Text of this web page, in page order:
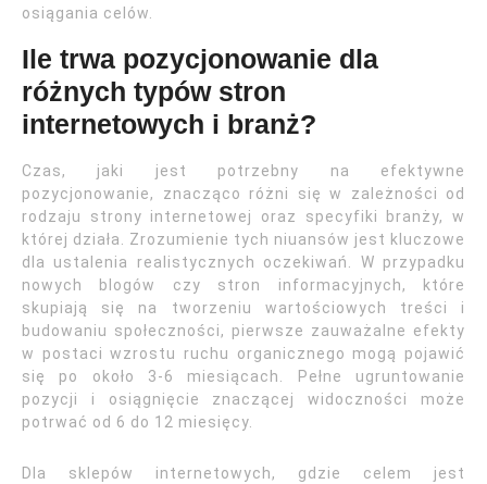
osiągania celów.
Ile trwa pozycjonowanie dla
różnych typów stron
internetowych i branż?
Czas, jaki jest potrzebny na efektywne
pozycjonowanie, znacząco różni się w zależności od
rodzaju strony internetowej oraz specyfiki branży, w
której działa. Zrozumienie tych niuansów jest kluczowe
dla ustalenia realistycznych oczekiwań. W przypadku
nowych blogów czy stron informacyjnych, które
skupiają się na tworzeniu wartościowych treści i
budowaniu społeczności, pierwsze zauważalne efekty
w postaci wzrostu ruchu organicznego mogą pojawić
się po około 3-6 miesiącach. Pełne ugruntowanie
pozycji i osiągnięcie znaczącej widoczności może
potrwać od 6 do 12 miesięcy.
Dla sklepów internetowych, gdzie celem jest